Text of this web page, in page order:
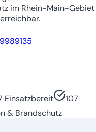
im Rhein-Main-Gebiet
Einsatzbereit
107
& Brandschutz